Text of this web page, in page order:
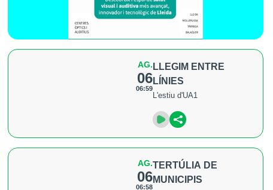
AG.
06
06:59
LLEGIM ENTRE
LÍNIES
L'estiu d'UA1
AG.
06
06:58
TERTÚLIA DE
MUNICIPIS